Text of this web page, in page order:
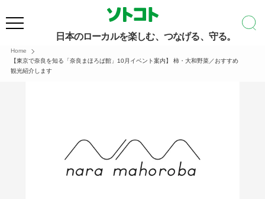
日本のローカルを楽しむ、つなげる、守る。
Home
【東京で奈良を知る「奈良まほろば館」10月イベント案内】 柿・大和野菜／おすすめ
観光紹介します